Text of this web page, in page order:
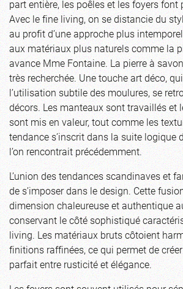
part entière, les poêles et les foyers font
Avec le fine living, on se distancie du
au profit d’une approche plus
aux matériaux plus naturels comme la
avance Mme Fontaine. La pierre à
très recherchée. Une touche art déco,
l’utilisation subtile des moulures, se
décors. Les manteaux sont travaillés et
sont mis en valeur, tout comme les
tendance s’inscrit dans la suite logique
l’on rencontrait précédemment.
L’union des tendances scandinaves et
de s’imposer dans le design. Cette
dimension chaleureuse et authentique
conservant le côté sophistiqué
living. Les matériaux bruts côtoient
finitions raffinées, ce qui permet de
parfait entre rusticité et élégance.